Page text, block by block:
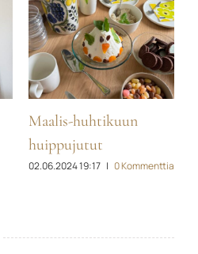
Maalis-huhtikuun
huippujutut
02.06.2024 19:17 | 0 Kommenttia